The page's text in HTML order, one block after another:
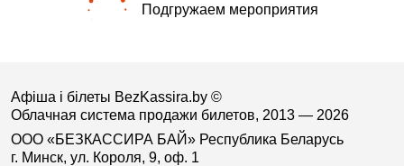
Подгружаем мероприятия
Афіша і білеты BezKassira.by ©
Облачная система продажи билетов, 2013 — 2026
ООО «БЕЗКАССИРА БАЙ» Республика Беларусь
г. Минск, ул. Короля, 9, оф. 1